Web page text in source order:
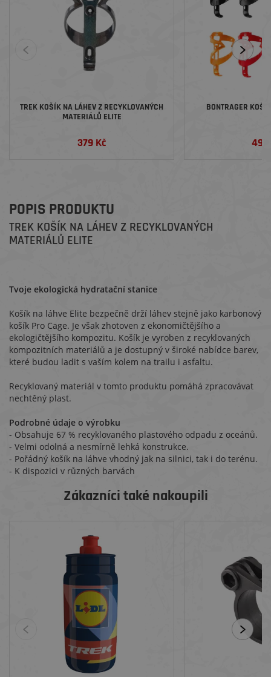
TREK KOŠÍK NA LÁHEV Z RECYKLOVANÝCH
MATERIÁLŮ ELITE
379 Kč
BONTRAGER
499
POPIS PRODUKTU
TREK KOŠÍK NA LÁHEV Z RECYKLOVANÝCH
MATERIÁLŮ ELITE
Tvoje ekologická hydratační stanice
Košík na láhve Elite bezpečně drží láhev stejně jako karbonový
košík Pro Cage. Je však zhotoven z ekonomičtějšího a
ekologičtějšího kompozitu. Košík je vyroben z recyklovaných
kompozitních materiálů a je dostupný v široké nabídce barev,
které budou ladit s vaším kolem na trailu i asfaltu.
Recyklovaný materiál v tomto produktu pomáhá zpracovávat
nechtěný plast.
Podrobné údaje o výrobku
- Obsahuje 67 % recyklovaného plastového odpadu z oceánů.
- Velmi odolná a nesmírně lehká konstrukce.
- Pořádný košík na láhve vhodný jak na silnici, tak i do terénu.
- K dispozici v různých barvách
Zákazníci také nakoupili